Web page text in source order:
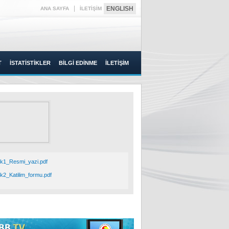
ANA SAYFA İLETİŞİM ENGLISH
İSTATİSTİKLER BİLGİ EDİNME İLETİŞİM